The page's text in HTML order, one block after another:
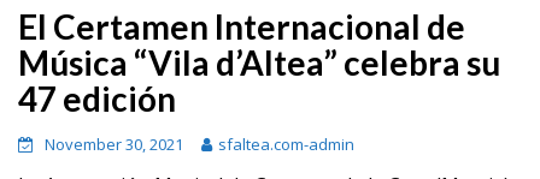
El Certamen Internacional de
Música “Vila d’Altea” celebra su
47 edición
November 30, 2021 sfaltea.com-admin